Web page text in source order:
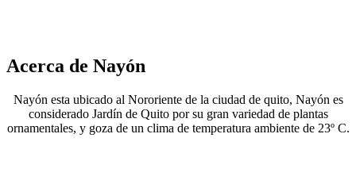
Acerca de Nayón
Nayón esta ubicado al Nororiente de la ciudad de quito, Nayón es
considerado Jardín de Quito por su gran variedad de plantas
ornamentales, y goza de un clima de temperatura ambiente de 23º C.